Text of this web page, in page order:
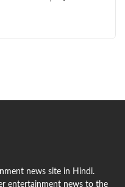
news site in Hindi.
entertainment news to the